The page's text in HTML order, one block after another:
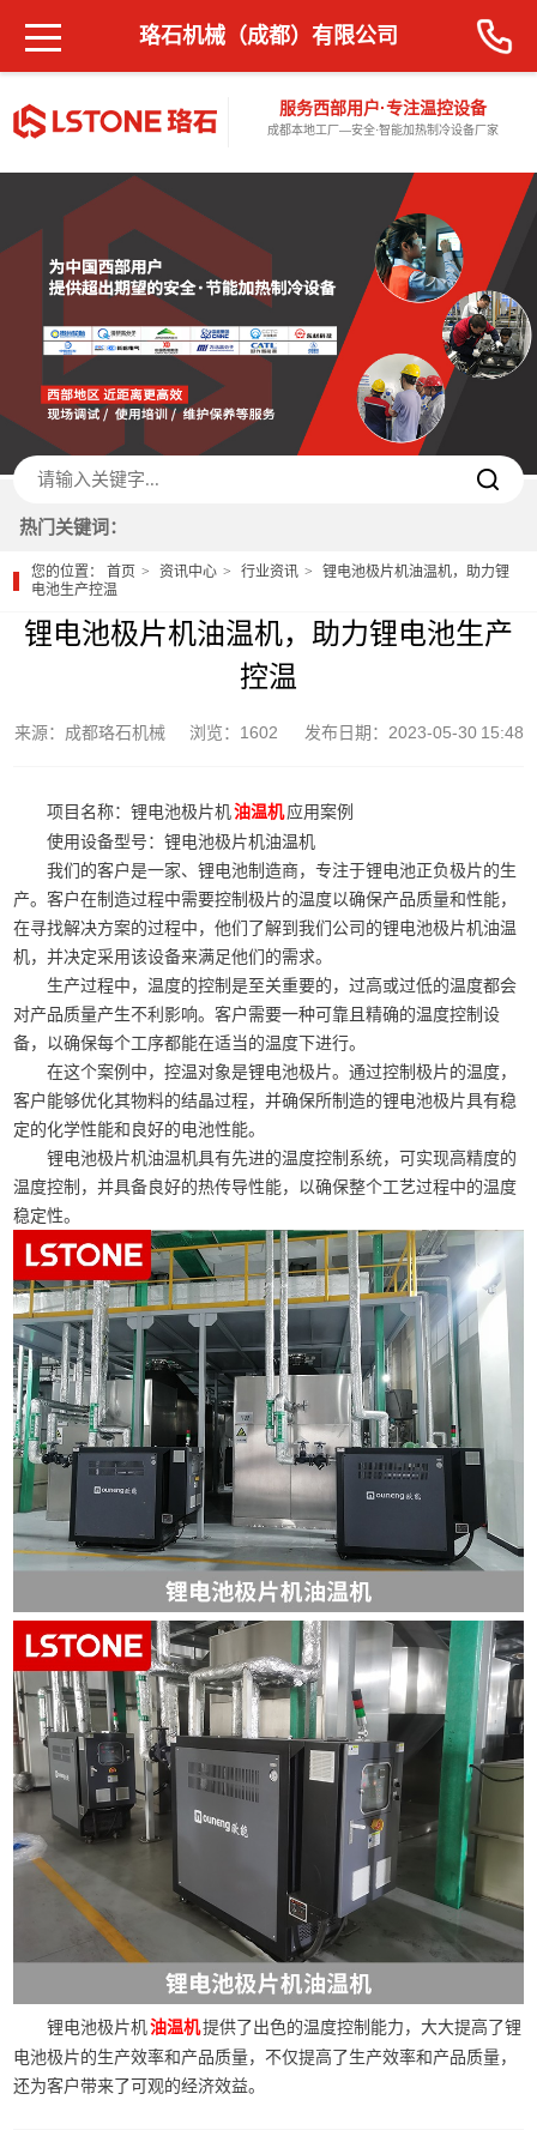
服务西部用户·专注温控设备
成都本地工厂—安全·智能加热制冷设备厂家
珞石机械（成都）有限公司
热门关键词：
您的位置：首页 资讯中心 行业资讯
锂电池极片机油温机，助力锂
电池生产控温
锂电池极片机油温机，助力锂电池生产
控温
来源：成都珞石机械 浏览：1602 发布日期：2023-05-30 15:48
项目名称：锂电池极片机油温机应用案例
使用设备型号：锂电池极片机油温机
我们的客户是一家、锂电池制造商，专注于锂电池正负极片的生
产。客户在制造过程中需要控制极片的温度以确保产品质量和性能，
在寻找解决方案的过程中，他们了解到我们公司的锂电池极片机油温
机，并决定采用该设备来满足他们的需求。
生产过程中，温度的控制是至关重要的，过高或过低的温度都会
对产品质量产生不利影响。客户需要一种可靠且精确的温度控制设
备，以确保每个工序都能在适当的温度下进行。
在这个案例中，控温对象是锂电池极片。通过控制极片的温度，
客户能够优化其物料的结晶过程，并确保所制造的锂电池极片具有稳
定的化学性能和良好的电池性能。
锂电池极片机油温机具有先进的温度控制系统，可实现高精度的
温度控制，并具备良好的热传导性能，以确保整个工艺过程中的温度
稳定性。
锂电池极片机油温机提供了出色的温度控制能力，大大提高了锂
电池极片的生产效率和产品质量，不仅提高了生产效率和产品质量，
还为客户带来了可观的经济效益。